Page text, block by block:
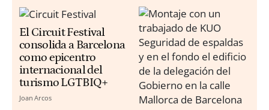
El Circuit Festival
consolida a Barcelona
como epicentro
internacional del
turismo LGTBIQ+
Joan Arcos